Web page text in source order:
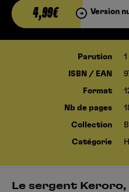
4,99€ Version
Parution
ISBN / EAN
Format
Nb de pages
Collection
Catégorie
Le sergent Keroro,